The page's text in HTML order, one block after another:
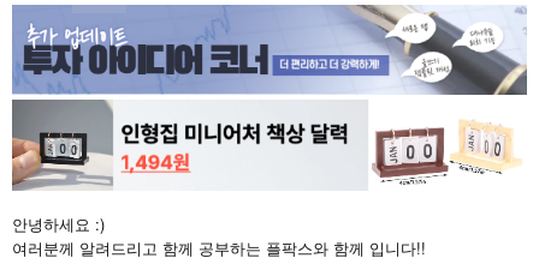
안녕하세요 :)
여러분께 알려드리고 함께 공부하는 플팍스와 함께 입니다!!